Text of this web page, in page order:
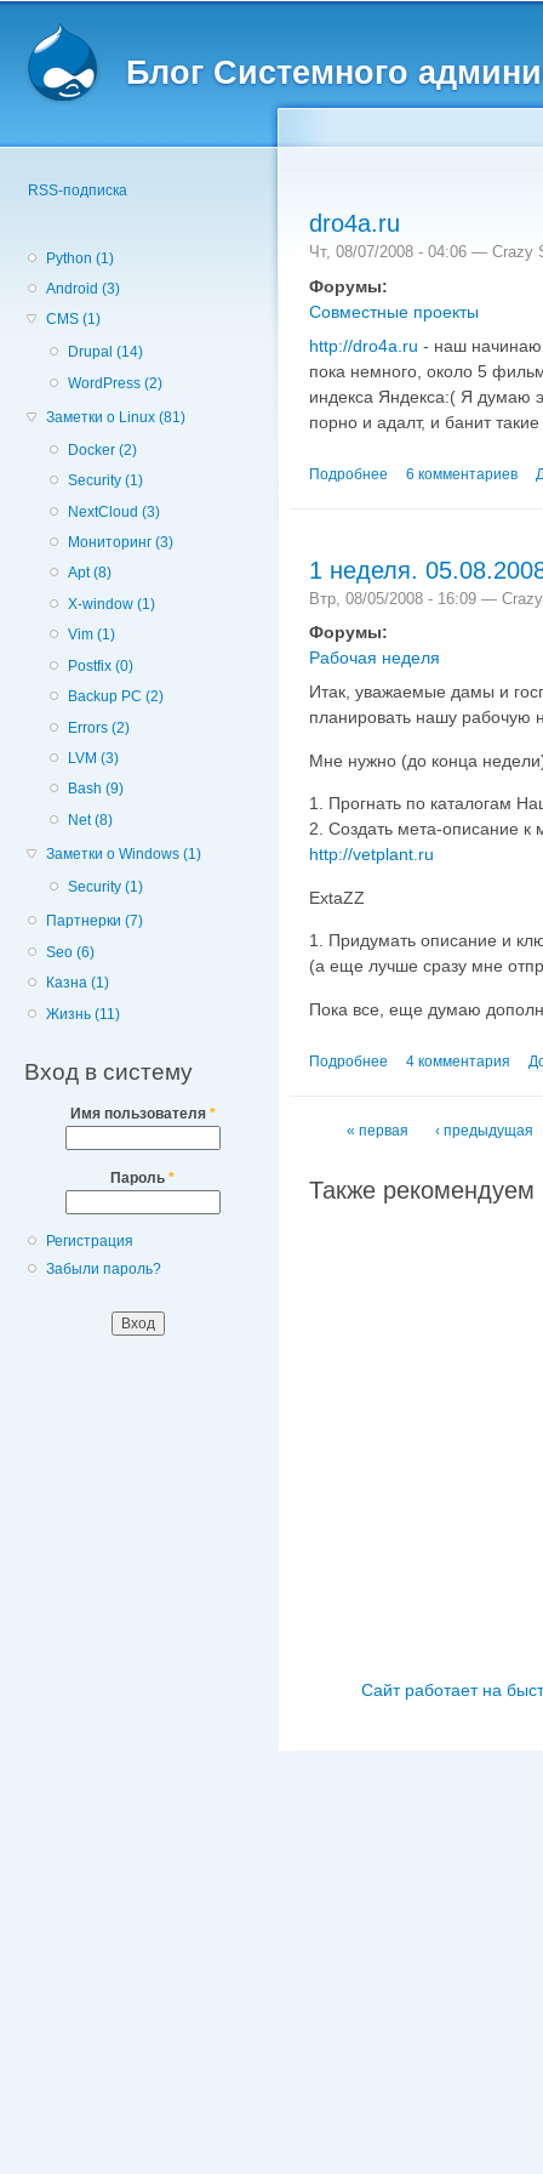
Блог Системного
RSS-подписка
Python (1)
Android (3)
CMS (1)
Drupal (14)
WordPress (2)
Заметки о Linux (81)
Docker (2)
Security (1)
NextCloud (3)
Мониторинг (3)
Apt (8)
X-window (1)
Vim (1)
Postfix (0)
Backup PC (2)
Errors (2)
LVM (3)
Bash (9)
Net (8)
Заметки о Windows (1)
Security (1)
Партнерки (7)
Seo (6)
Казна (1)
Жизнь (11)
Вход в систему
Имя пользователя *
Пароль *
Регистрация
Забыли пароль?
dro4a.ru
Чт, 08/07/2008 - 04:06 — Crazy
Форумы:
Совместные проекты
http://dro4a.ru - наш
пока немного, около 5
индекса Яндекса:( Я думаю
порно и адалт, и банит
Подробнее о dro4a.ru
6 комментариев
1 неделя.
Втр, 08/05/2008 - 16:09 —
Форумы:
Рабочая неделя
Итак, уважаемые дамы и
планировать нашу рабочую
Мне нужно (до конца
1. Прогнать по каталогам
2. Создать мета-описание
http://vetplant.ru
ExtaZZ
1. Придумать описание и
(а еще лучше сразу мне
Пока все, еще думаю
Подробнее о 1 неделя.
4 комментария
Страницы
« первая ‹ предыдущая
Также рекомендуем
Сайт работает на